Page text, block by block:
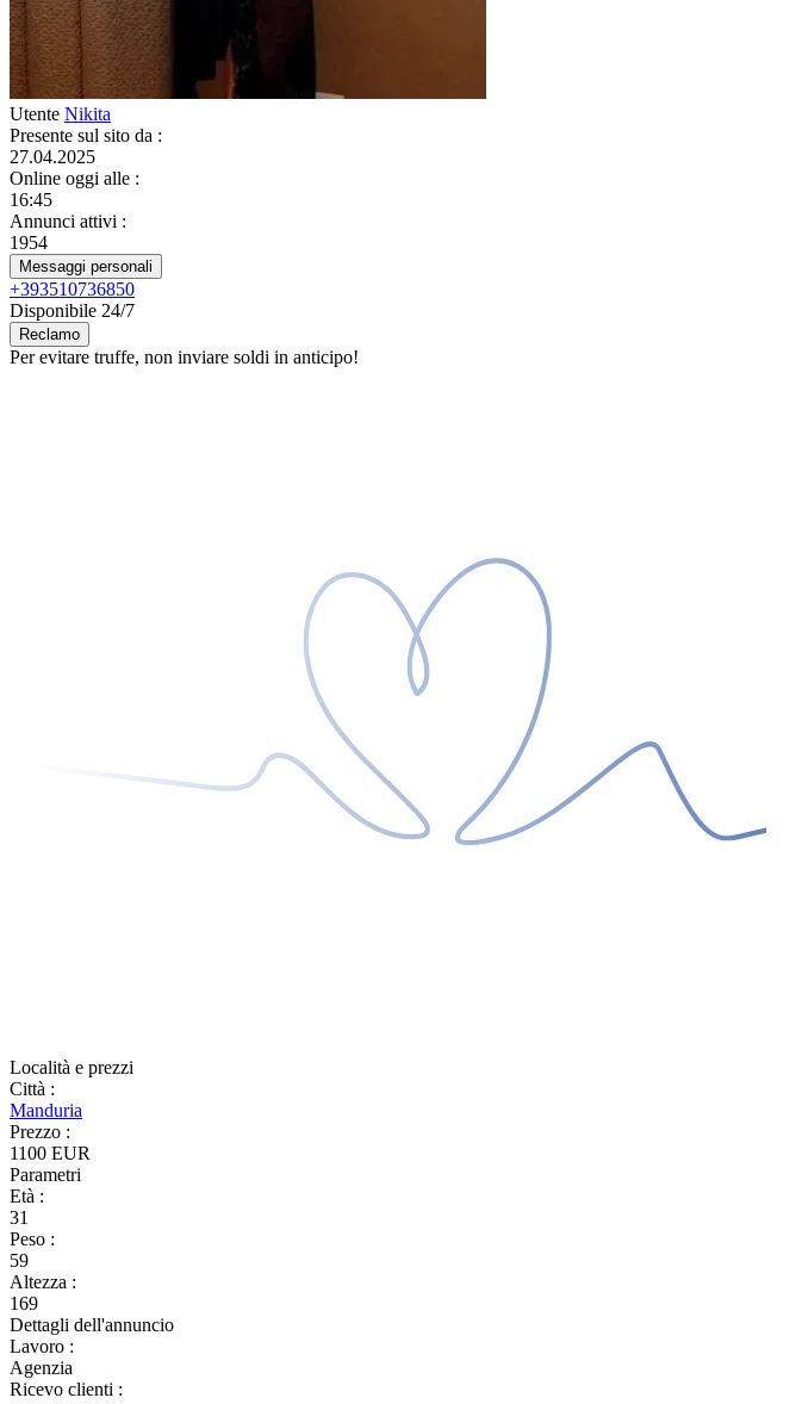
Utente Nikita
Presente sul sito da :
27.04.2025
Online oggi alle :
16:45
Annunci attivi :
1954
Messaggi personali
+393510736850
Disponibile 24/7
Reclamo
Per evitare truffe, non inviare soldi in anticipo!
Località e prezzi
Città :
Manduria
Prezzo :
1100 EUR
Parametri
Età :
31
Peso :
59
Altezza :
169
Dettagli dell'annuncio
Lavoro :
Agenzia
Ricevo clienti :